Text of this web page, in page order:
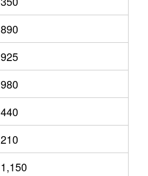
890
925
980
440
210
1,150